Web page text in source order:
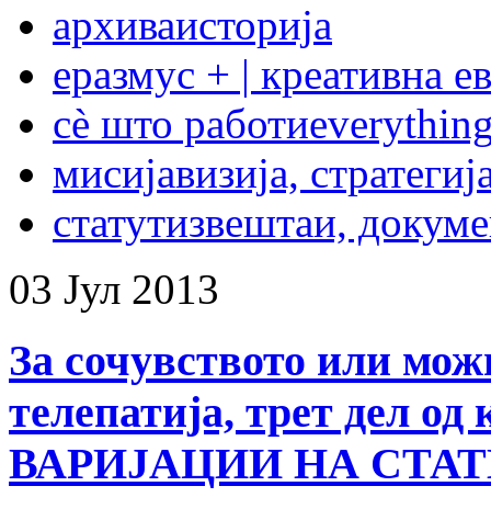
архиваисторија
еразмус + | креативна
сѐ што работи
мисијавизија,
статутизвештаи,
03 Јул 2013
За сочувството или
телепатија, трет дел
ВАРИЈАЦИИ НА